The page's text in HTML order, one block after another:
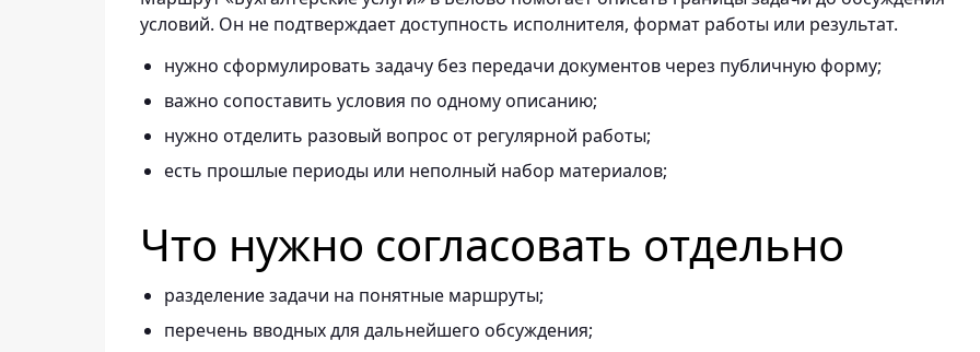
условий. Он не подтверждает доступность исполнителя, формат работы или результат.
нужно сформулировать задачу без передачи документов через публичную форму;
важно сопоставить условия по одному описанию;
нужно отделить разовый вопрос от регулярной работы;
есть прошлые периоды или неполный набор материалов;
Что нужно согласовать отдельно
разделение задачи на понятные маршруты;
перечень вводных для дальнейшего обсуждения;